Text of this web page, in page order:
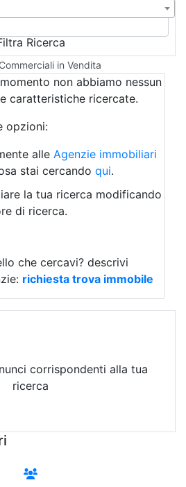
in Vendita
Ricerca
non abbiamo nessun
caratteristiche ricercate.
opzioni:
alle Agenzie immobiliari
stai cercando qui.
la tua ricerca modificando
di ricerca.
che cercavi? descrivi
richiesta trova immobile
corrispondenti alla tua
ricerca